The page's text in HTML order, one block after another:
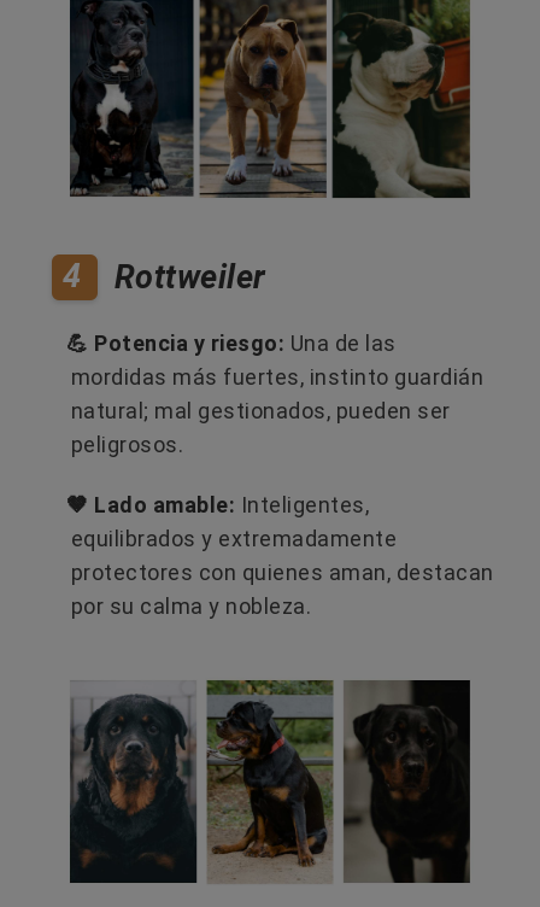
4 Rottweiler
💪 Potencia y riesgo: Una de las
mordidas más fuertes, instinto guardián
natural; mal gestionados, pueden ser
peligrosos.
🤎 Lado amable: Inteligentes,
equilibrados y extremadamente
protectores con quienes aman, destacan
por su calma y nobleza.